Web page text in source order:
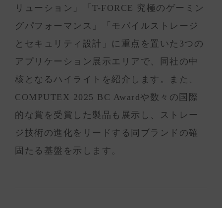
リューション」「T-FORCE 究極のゲーミン
グパフォーマンス」「モバイルストレージ
とセキュリティ設計」に重点を置いた3つの
アプリケーション展示エリアで、同社の中
核となるハイライトを紹介します。また、
COMPUTEX 2025 BC Awardや数々の国際
的な賞を受賞した製品も展示し、ストレー
ジ技術の進化をリードする同ブランドの確
固たる基盤を示します。